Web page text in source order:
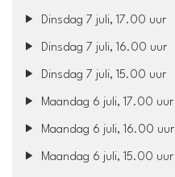
Dinsdag 7 juli, 17.00 uur
Dinsdag 7 juli, 16.00 uur
Dinsdag 7 juli, 15.00 uur
Maandag 6 juli, 17.00 uur
Maandag 6 juli, 16.00 uur
Maandag 6 juli, 15.00 uur